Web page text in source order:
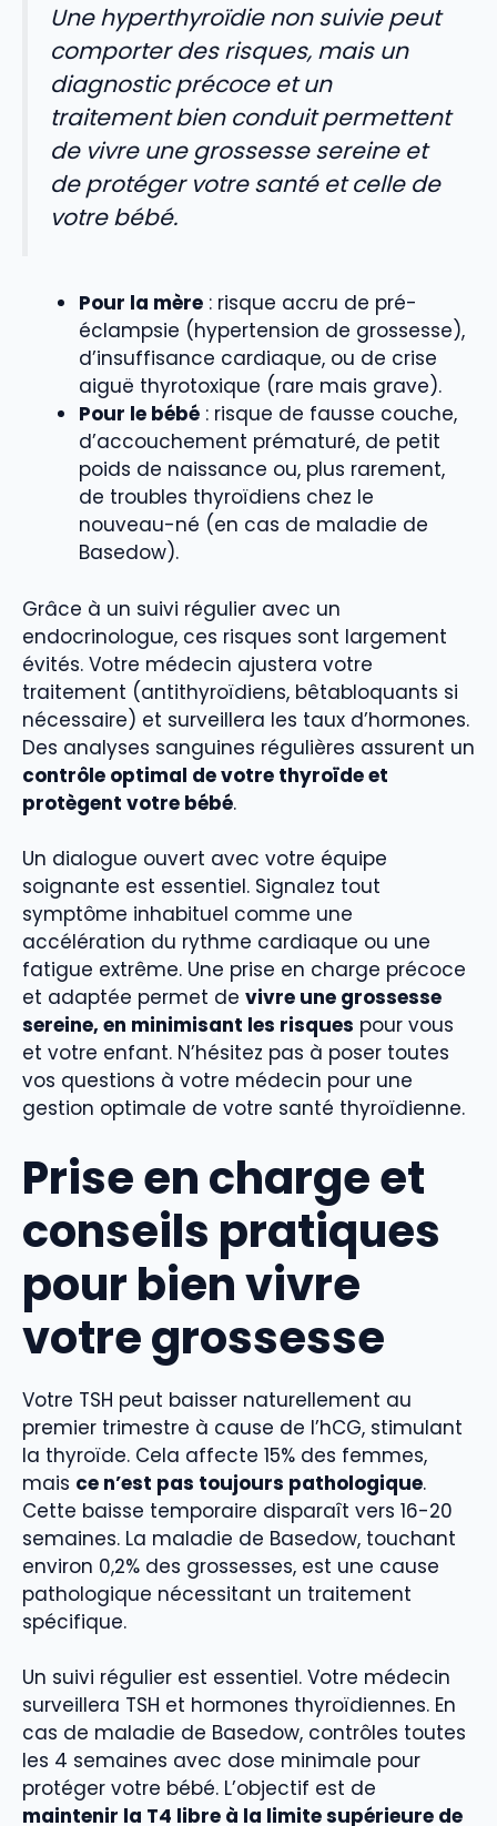
Une hyperthyroïdie non suivie peut
comporter des risques, mais un
diagnostic précoce et un
traitement bien conduit permettent
de vivre une grossesse sereine et
de protéger votre santé et celle de
votre bébé.
Pour la mère : risque accru de pré-
éclampsie (hypertension de grossesse),
d’insuffisance cardiaque, ou de crise
aiguë thyrotoxique (rare mais grave).
Pour le bébé : risque de fausse couche,
d’accouchement prématuré, de petit
poids de naissance ou, plus rarement,
de troubles thyroïdiens chez le
nouveau-né (en cas de maladie de
Basedow).
Grâce à un suivi régulier avec un
endocrinologue, ces risques sont largement
évités. Votre médecin ajustera votre
traitement (antithyroïdiens, bêtabloquants si
nécessaire) et surveillera les taux d’hormones.
Des analyses sanguines régulières assurent un
contrôle optimal de votre thyroïde et
protègent votre bébé.
Un dialogue ouvert avec votre équipe
soignante est essentiel. Signalez tout
symptôme inhabituel comme une
accélération du rythme cardiaque ou une
fatigue extrême. Une prise en charge précoce
et adaptée permet de vivre une grossesse
sereine, en minimisant les risques pour vous
et votre enfant. N’hésitez pas à poser toutes
vos questions à votre médecin pour une
gestion optimale de votre santé thyroïdienne.
Prise en charge et
conseils pratiques
pour bien vivre
votre grossesse
Votre TSH peut baisser naturellement au
premier trimestre à cause de l’hCG, stimulant
la thyroïde. Cela affecte 15% des femmes,
mais ce n’est pas toujours pathologique.
Cette baisse temporaire disparaît vers 16-20
semaines. La maladie de Basedow, touchant
environ 0,2% des grossesses, est une cause
pathologique nécessitant un traitement
spécifique.
Un suivi régulier est essentiel. Votre médecin
surveillera TSH et hormones thyroïdiennes. En
cas de maladie de Basedow, contrôles toutes
les 4 semaines avec dose minimale pour
protéger votre bébé. L’objectif est de
maintenir la T4 libre à la limite supérieure de